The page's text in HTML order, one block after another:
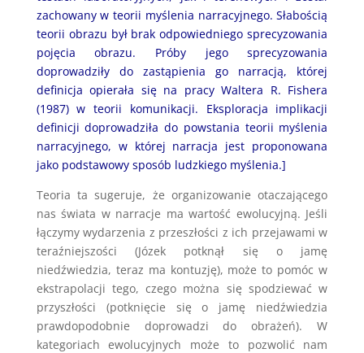
zachowany w teorii myślenia narracyjnego. Słabością
teorii obrazu był brak odpowiedniego sprecyzowania
pojęcia obrazu. Próby jego sprecyzowania
doprowadziły do zastąpienia go narracją, której
definicja opierała się na pracy Waltera R. Fishera
(1987) w teorii komunikacji. Eksploracja implikacji
definicji doprowadziła do powstania teorii myślenia
narracyjnego, w której narracja jest proponowana
jako podstawowy sposób ludzkiego myślenia.]
Teoria ta sugeruje, że organizowanie otaczającego
nas świata w narracje ma wartość ewolucyjną. Jeśli
łączymy wydarzenia z przeszłości z ich przejawami w
teraźniejszości (Józek potknął się o jamę
niedźwiedzia, teraz ma kontuzję), może to pomóc w
ekstrapolacji tego, czego można się spodziewać w
przyszłości (potknięcie się o jamę niedźwiedzia
prawdopodobnie doprowadzi do obrażeń). W
kategoriach ewolucyjnych może to pozwolić nam